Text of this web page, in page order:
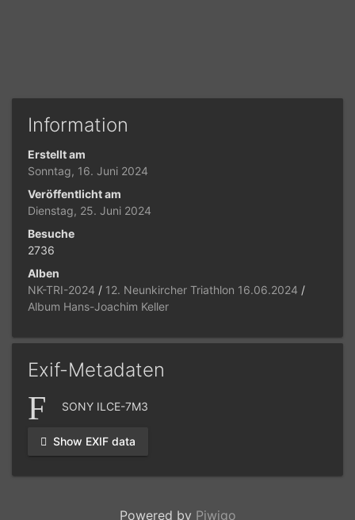
Information
Erstellt am
Sonntag, 16. Juni 2024
Veröffentlicht am
Dienstag, 25. Juni 2024
Besuche
2736
Alben
NK-TRI-2024 / 12. Neunkircher Triathlon 16.06.2024 /
Album Hans-Joachim Keller
Exif-Metadaten
SONY ILCE-7M3
Show EXIF data
Powered by Piwigo